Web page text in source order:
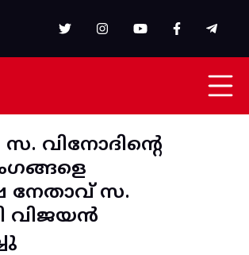
സ. വിനോദിന്റെ
നേതാവ് സ.
വിജയൻ